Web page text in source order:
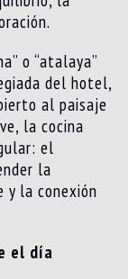
o “atalaya”
del hotel,
al paisaje
la cocina
el
la
y la conexión
el día